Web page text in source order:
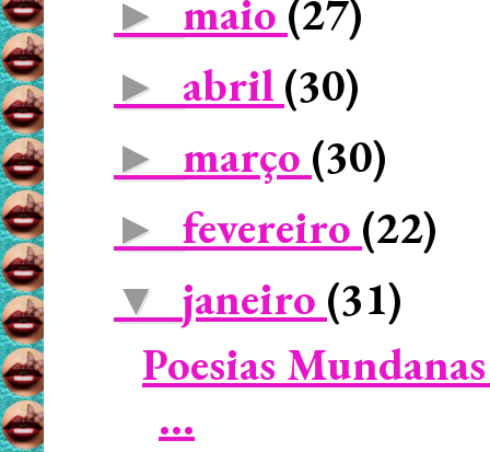
► maio (27)
► abril (30)
► março (30)
► fevereiro (22)
▼ janeiro (31)
Poesias
...